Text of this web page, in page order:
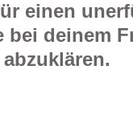
einen
bei deinem